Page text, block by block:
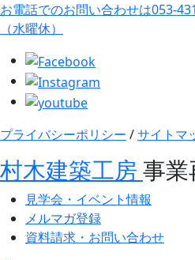
お電話でのお問い合わせは053-
（水曜休）
プライバシーポリシー /サイトマ
村木建築工房 事業
見学会・イベント情報
メルマガ登録
資料請求・お問い合わせ